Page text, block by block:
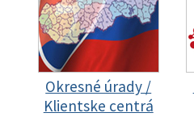
Okresné úrady /
Klientske centrá